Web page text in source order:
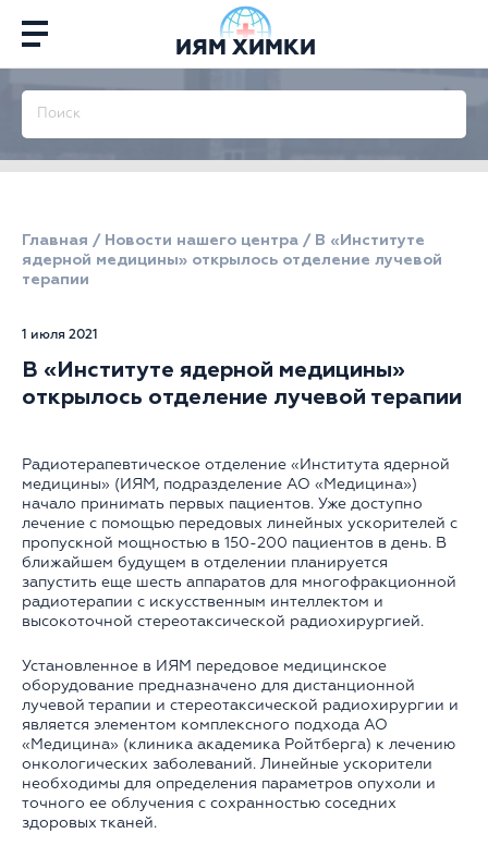
ИЯМ ХИМКИ
Главная / Новости нашего центра / В «Институте
ядерной медицины» открылось отделение лучевой
терапии
1 июля 2021
В «Институте ядерной медицины»
открылось отделение лучевой терапии
Радиотерапевтическое отделение «Института ядерной
медицины» (ИЯМ, подразделение АО «Медицина»)
начало принимать первых пациентов. Уже доступно
лечение с помощью передовых линейных ускорителей с
пропускной мощностью в 150-200 пациентов в день. В
ближайшем будущем в отделении планируется
запустить еще шесть аппаратов для многофракционной
радиотерапии с искусственным интеллектом и
высокоточной стереотаксической радиохирургией.
Установленное в ИЯМ передовое медицинское
оборудование предназначено для дистанционной
лучевой терапии и стереотаксической радиохирургии и
является элементом комплексного подхода АО
«Медицина» (клиника академика Ройтберга) к лечению
онкологических заболеваний. Линейные ускорители
необходимы для определения параметров опухоли и
точного ее облучения с сохранностью соседних
здоровых тканей.